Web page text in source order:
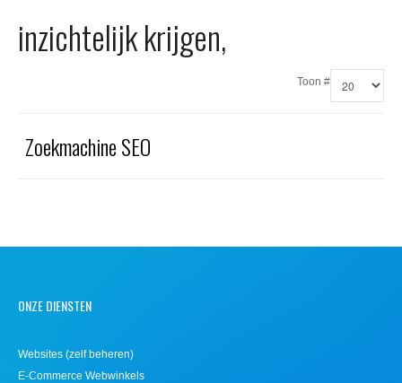
Domeinnaam registreren
inzichtelijk krijgen,
Toon #
Zoekmachine SEO
ONZE DIENSTEN
Websites (zelf beheren)
E-Commerce Webwinkels